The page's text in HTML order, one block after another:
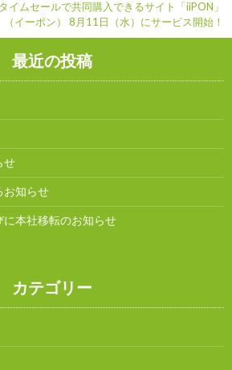
イムセールで共同購入できるサイト「iiPON」
（イーポン） 8月11日（水）にサービス開始！
最近の投稿
せ
お知らせ
本社移転のお知らせ
カテゴリー